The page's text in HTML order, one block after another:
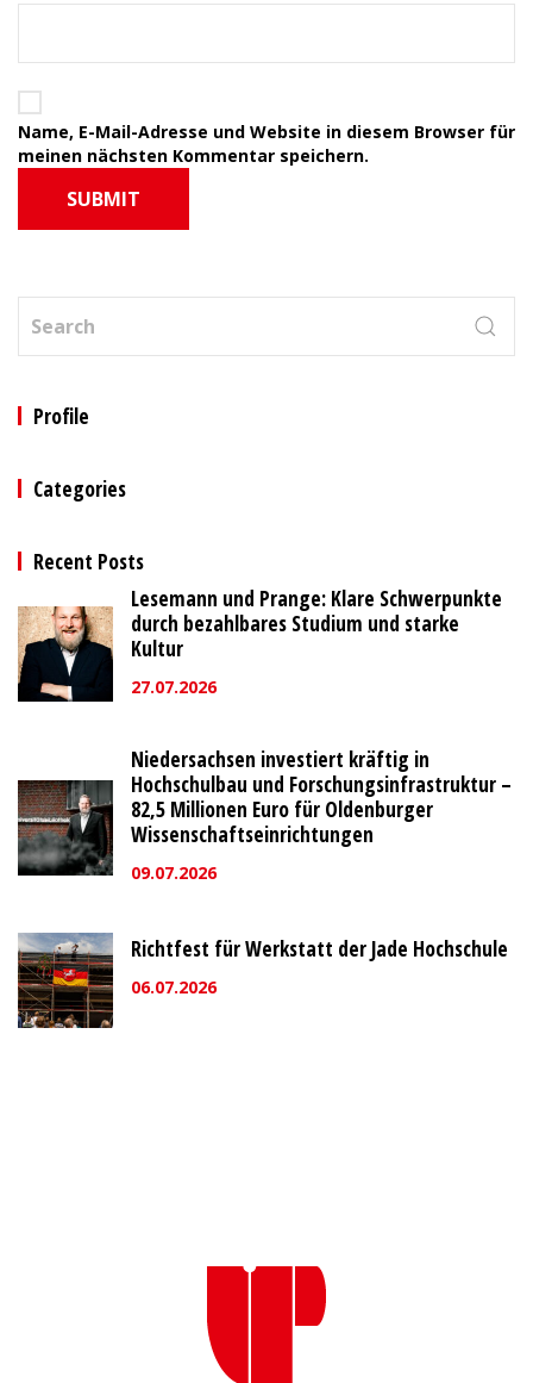
Name, E-Mail-Adresse und Website in diesem Browser für
meinen nächsten Kommentar speichern.
SUBMIT
Profile
Categories
Recent Posts
Lesemann und Prange: Klare Schwerpunkte
durch bezahlbares Studium und starke
Kultur
27.07.2026
Niedersachsen investiert kräftig in
Hochschulbau und Forschungsinfrastruktur –
82,5 Millionen Euro für Oldenburger
Wissenschaftseinrichtungen
09.07.2026
Richtfest für Werkstatt der Jade Hochschule
06.07.2026